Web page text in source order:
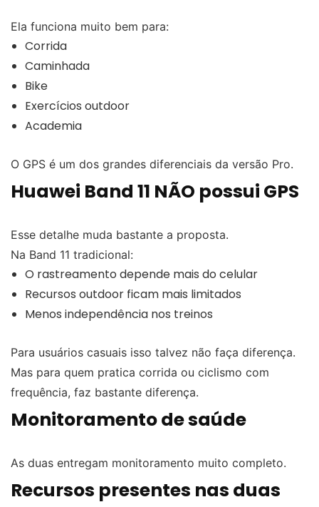
Ela funciona muito bem para:
Corrida
Caminhada
Bike
Exercícios outdoor
Academia
O GPS é um dos grandes diferenciais da versão Pro.
Huawei Band 11 NÃO possui GPS
Esse detalhe muda bastante a proposta.
Na Band 11 tradicional:
O rastreamento depende mais do celular
Recursos outdoor ficam mais limitados
Menos independência nos treinos
Para usuários casuais isso talvez não faça diferença.
Mas para quem pratica corrida ou ciclismo com
frequência, faz bastante diferença.
Monitoramento de saúde
As duas entregam monitoramento muito completo.
Recursos presentes nas duas